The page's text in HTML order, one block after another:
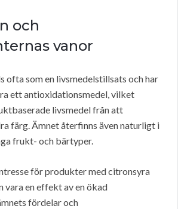
och
vanor
ofta som en livsmedelstillsats och har
ett antioxidationsmedel, vilket
livsmedel från att
färg. Ämnet återfinns även naturligt i
frukt- och bärtyper.
för produkter med citronsyra
vara en effekt av en ökad
fördelar och